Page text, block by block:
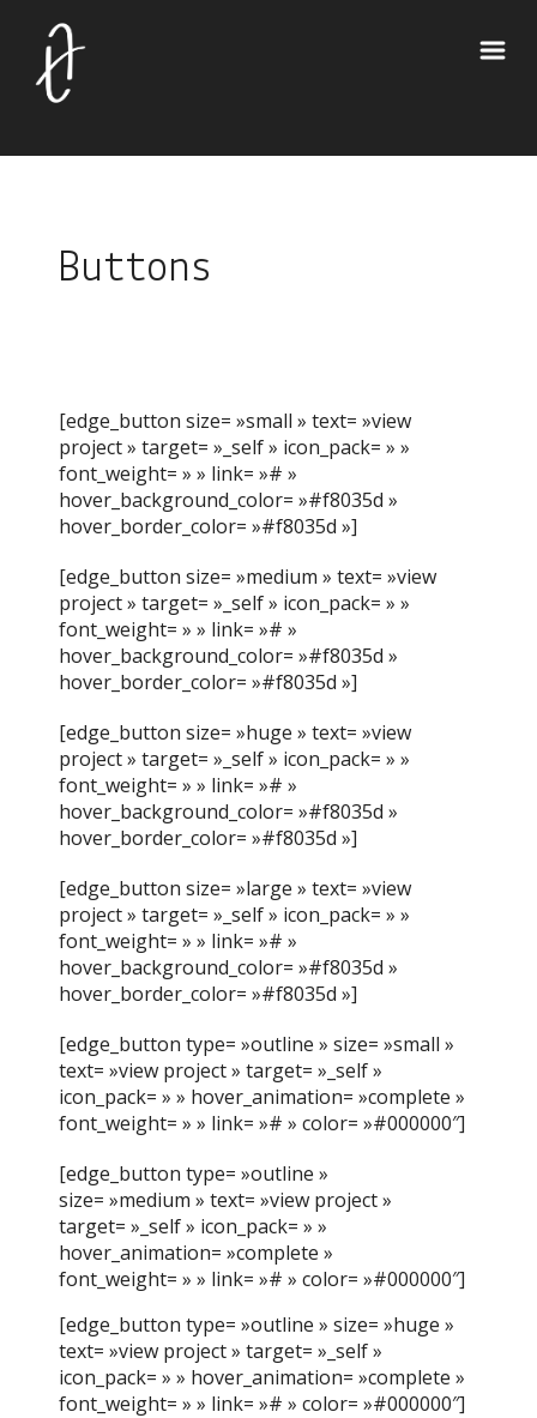
Buttons
[edge_button size= »small » text= »view
project » target= »_self » icon_pack= » »
font_weight= » » link= »# »
hover_background_color= »#f8035d »
hover_border_color= »#f8035d »]
[edge_button size= »medium » text= »view
project » target= »_self » icon_pack= » »
font_weight= » » link= »# »
hover_background_color= »#f8035d »
hover_border_color= »#f8035d »]
[edge_button size= »huge » text= »view
project » target= »_self » icon_pack= » »
font_weight= » » link= »# »
hover_background_color= »#f8035d »
hover_border_color= »#f8035d »]
[edge_button size= »large » text= »view
project » target= »_self » icon_pack= » »
font_weight= » » link= »# »
hover_background_color= »#f8035d »
hover_border_color= »#f8035d »]
[edge_button type= »outline » size= »small »
text= »view project » target= »_self »
icon_pack= » » hover_animation= »complete »
font_weight= » » link= »# » color= »#000000″]
[edge_button type= »outline »
size= »medium » text= »view project »
target= »_self » icon_pack= » »
hover_animation= »complete »
font_weight= » » link= »# » color= »#000000″]
[edge_button type= »outline » size= »huge »
text= »view project » target= »_self »
icon_pack= » » hover_animation= »complete »
font_weight= » » link= »# » color= »#000000″]